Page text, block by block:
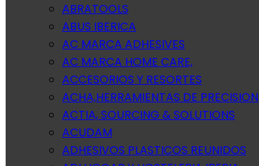
ABRATOOLS
ABUS IBERICA
AC MARCA ADHESIVES
AC MARCA HOME CARE,
ACCESORIOS Y RESORTES
ACHA,HERRAMIENTAS DE PRECISION
ACTIA, SOURCING & SOLUTIONS
ACUDAM
ADHESIVOS PLASTICOS REUNIDOS